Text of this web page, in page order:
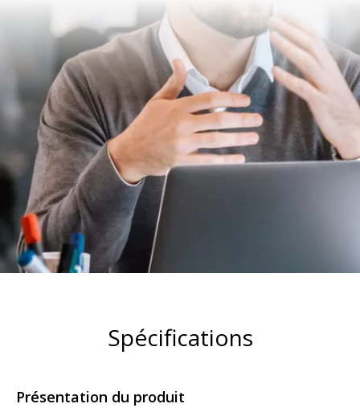
Spécifications
Présentation du produit